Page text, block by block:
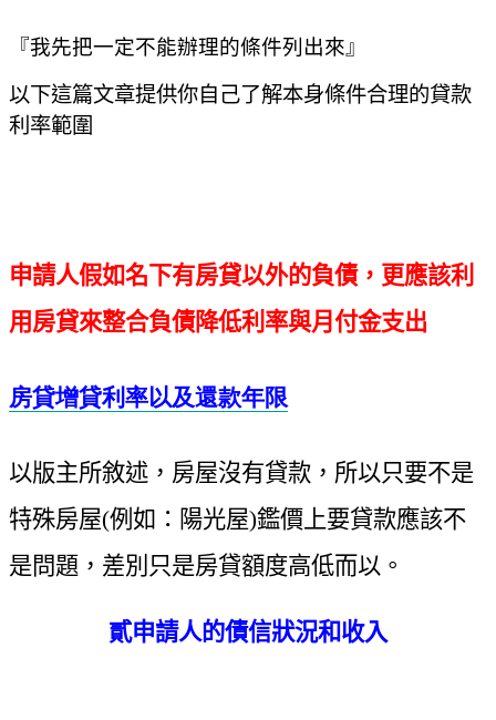
『我先把一定不能辦理的條件列出來』
以下這篇文章提供你自己了解本身條件合理的貸款
利率範圍
申請人假如名下有房貸以外的負債，更應該利
用房貸來整合負債降低利率與月付金支出
房貸增貸利率以及還款年限
以版主所敘述，房屋沒有貸款，所以只要不是
特殊房屋(例如：陽光屋)鑑價上要貸款應該不
是問題，差別只是房貸額度高低而以。
貳申請人的債信狀況和收入